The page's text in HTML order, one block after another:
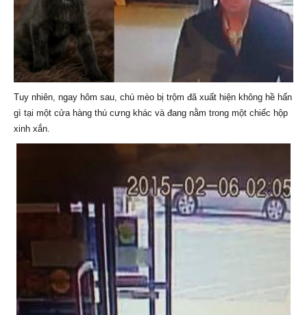
Tuy nhiên, ngay hôm sau, chú mèo bị trộm đã xuất hiện không hề hấn
gì tại một cửa hàng thú cưng khác và đang nằm trong một chiếc hộp
xinh xắn.